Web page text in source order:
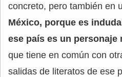
concreto, pero también en
México, porque es
ese país es un personaje
que tiene en común con
salidas de literatos de ese